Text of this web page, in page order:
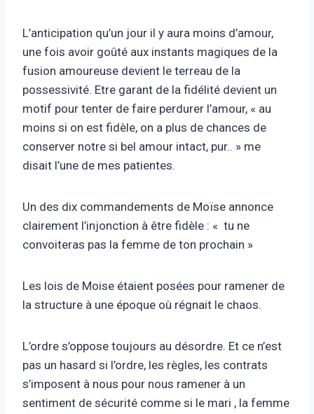
L’anticipation qu’un jour il y aura moins d’amour,
une fois avoir goûté aux instants magiques de la
fusion amoureuse devient le terreau de la
possessivité. Etre garant de la fidélité devient un
motif pour tenter de faire perdurer l’amour, « au
moins si on est fidèle, on a plus de chances de
conserver notre si bel amour intact, pur.. » me
disait l’une de mes patientes.
Un des dix commandements de Moïse annonce
clairement l’injonction à être fidèle : « tu ne
convoiteras pas la femme de ton prochain »
Les lois de Moise étaient posées pour ramener de
la structure à une époque où régnait le chaos.
L’ordre s’oppose toujours au désordre. Et ce n’est
pas un hasard si l’ordre, les règles, les contrats
s’imposent à nous pour nous ramener à un
sentiment de sécurité comme si le mari , la femme